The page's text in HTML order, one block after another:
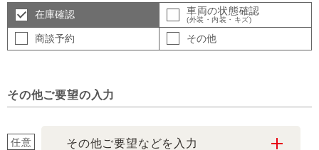
在庫確認 車両の状態確認
(外装・内装・キズ)
商談予約 その他
その他ご要望の入力
任意 その他ご要望などを入力